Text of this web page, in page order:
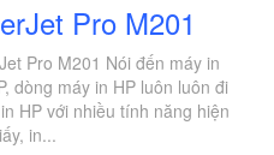
Pro M201
Pro M201 Nói đến máy in
dòng máy in HP luôn luôn đi
HP với nhiều tính năng hiện
in...